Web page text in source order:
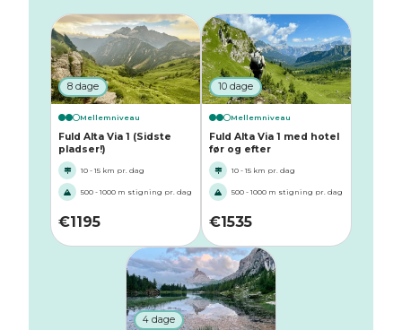
8 dage
Mellemniveau
Fuld Alta Via 1 (Sidste
pladser!)
10 - 15 km pr. dag
500 - 1000 m stigning pr. dag
€1195
10 dage
Mellemniveau
Fuld Alta Via 1 med hotel
før og efter
10 - 15 km pr. dag
500 - 1000 m stigning pr. dag
€1535
4 dage